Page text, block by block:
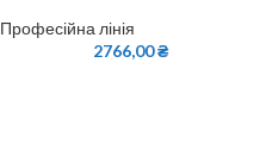
Професійна лінія
2766,00₴